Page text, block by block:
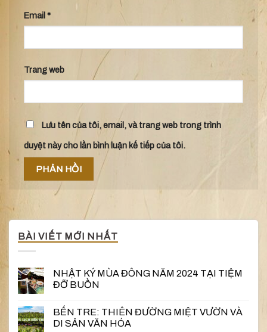
Email*
Trang web
Lưu tên của tôi, email, và trang web trong trình
duyệt này cho lần bình luận kế tiếp của tôi.
BÀI VIẾT MỚI NHẤT
NHẬT KÝ MÙA ĐÔNG NĂM 2024 TẠI TIỆM
ĐỠ BUỒN
BẾN TRE: THIÊN ĐƯỜNG MIỆT VƯỜN VÀ
DI SẢN VĂN HÓA